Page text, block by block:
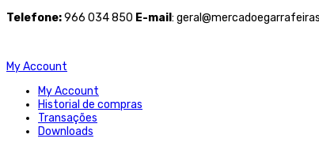
Telefone:966 034 850 E-mail :
My Account
My Account
Historial de compras
Transações
Downloads